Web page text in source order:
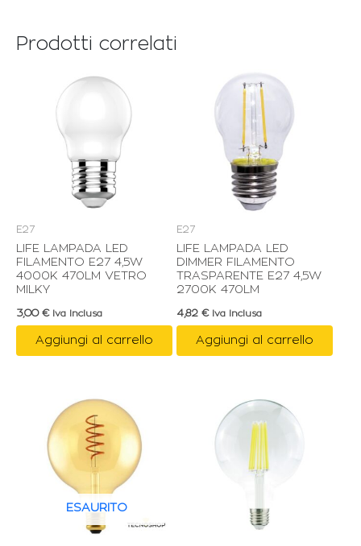
Prodotti correlati
E27
LIFE LAMPADA LED
FILAMENTO E27 4,5W
4000K 470LM VETRO
MILKY
3,00 € Iva Inclusa
Aggiungi al carrello
E27
LIFE LAMPADA LED
DIMMER FILAMENTO
TRASPARENTE E27 4,5W
2700K 470LM
4,82 € Iva Inclusa
Aggiungi al carrello
ESAURITO